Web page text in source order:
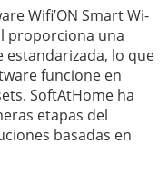
Wifi’ON Smart Wi-
proporciona una
estandarizada, lo que
funcione en
SoftAtHome ha
etapas del
basadas en